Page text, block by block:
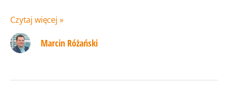
Statystyki
o AI,
które
Czytaj więcej »
Marcin Różański